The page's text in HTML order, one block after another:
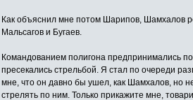
Как объяснил мне потом Шарипов, Шамхалов
Мальсагов и Бугаев.
Командованием полигона предпринимались
пресекались стрельбой. Я стал по очереди
мне, что он давно бы ушел, как Шамхалов, но
стрелять по ним. Только прикажите мне,